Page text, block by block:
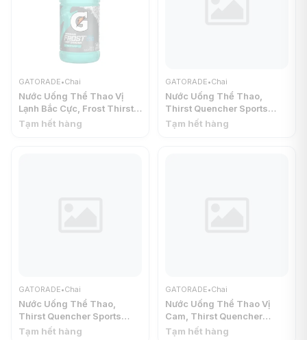
GATORADE•Chai
Nước Uống Thể Thao Vị
Lạnh Bắc Cực, Frost Thirst
Quencher Sports Drink,
Tạm hết hàng
GATORADE•Chai
Nước Uống Thể Thao,
Thirst Quencher Sports
Drink, Cool Blue, 20 fl oz
Tạm hết hàng
GATORADE•Chai
Nước Uống Thể Thao,
Thirst Quencher Sports
Drink, Frost Glacier Freeze,
Tạm hết hàng
GATORADE•Chai
Nước Uống Thể Thao Vị
Cam, Thirst Quencher
Sports Drink, Orange, 20 fl
Tạm hết hàng